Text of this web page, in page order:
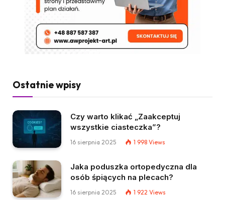
Ostatnie wpisy
Czy warto klikać „Zaakceptuj
wszystkie ciasteczka”?
16 sierpnia 2025 1 998 Views
Jaka poduszka ortopedyczna dla
osób śpiących na plecach?
16 sierpnia 2025 1 922 Views